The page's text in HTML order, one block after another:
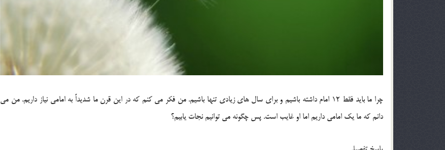
چرا ما باید فقط 12 امام داشته باشیم و برای سال های زیادی تنها باشیم. من فکر می کنم که در این قرن ما شدیداً به امامی نیاز داریم. من می
دانم که ما یک امامی داریم اما او غایب است. پس چگونه می توانیم نجات یابیم؟